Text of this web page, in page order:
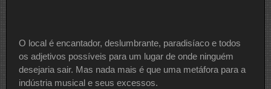
O local é encantador, deslumbrante, paradisíaco e todos
os adjetivos possíveis para um lugar de onde ninguém
desejaria sair. Mas nada mais é que uma metáfora para a
indústria musical e seus excessos.